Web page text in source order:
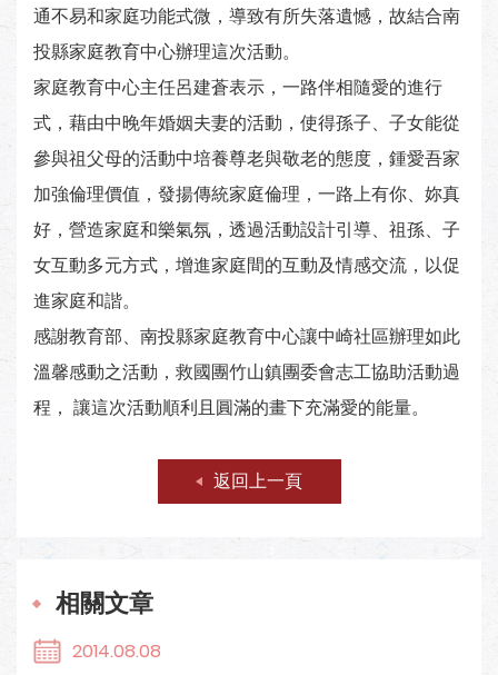
通不易和家庭功能式微，導致有所失落遺憾，故結合南
投縣家庭教育中心辦理這次活動。
家庭教育中心主任呂建蒼表示，一路伴相隨愛的進行
式，藉由中晚年婚姻夫妻的活動，使得孫子、子女能從
參與祖父母的活動中培養尊老與敬老的態度，鍾愛吾家
加強倫理價值，發揚傳統家庭倫理，一路上有你、妳真
好，營造家庭和樂氣氛，透過活動設計引導、祖孫、子
女互動多元方式，增進家庭間的互動及情感交流，以促
進家庭和諧。
感謝教育部、南投縣家庭教育中心讓中崎社區辦理如此
溫馨感動之活動，救國團竹山鎮團委會志工協助活動過
程， 讓這次活動順利且圓滿的畫下充滿愛的能量。
返回上一頁
相關文章
2014.08.08